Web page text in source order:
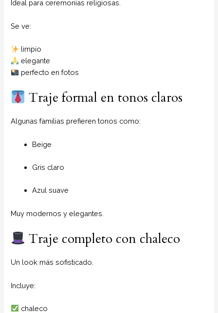
Ideal para ceremonias religiosas.
Se ve:
limpio
elegante
perfecto en fotos
Traje formal en tonos claros
Algunas familias prefieren tonos como:
Beige
Gris claro
Azul suave
Muy modernos y elegantes.
Traje completo con chaleco
Un look más sofisticado.
Incluye:
chaleco